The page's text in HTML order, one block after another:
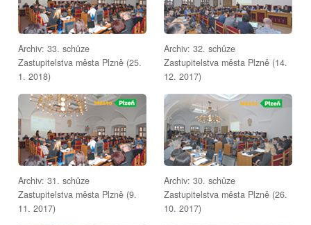
Archiv: 33. schůze
Zastupitelstva města Plzně (25.
1. 2018)
Archiv: 32. schůze
Zastupitelstva města Plzně (14.
12. 2017)
Archiv: 31. schůze
Zastupitelstva města Plzně (9.
11. 2017)
Archiv: 30. schůze
Zastupitelstva města Plzně (26.
10. 2017)